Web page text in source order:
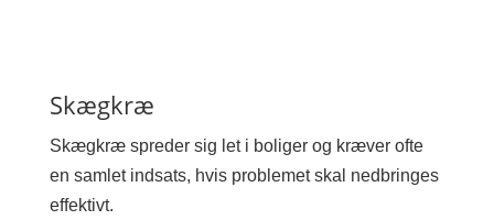
Skægkræ
Skægkræ spreder sig let i boliger og kræver ofte
en samlet indsats, hvis problemet skal nedbringes
effektivt.